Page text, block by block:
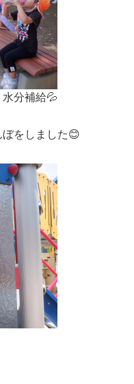
分補給💦
をしました😊